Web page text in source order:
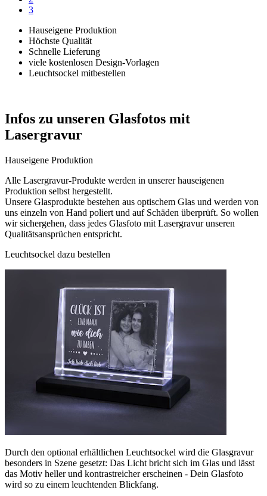
3
Hauseigene Produktion
Höchste Qualität
Schnelle Lieferung
viele kostenlosen Design-Vorlagen
Leuchtsockel mitbestellen
Infos zu unseren Glasfotos mit
Lasergravur
Hauseigene Produktion
Alle Lasergravur-Produkte werden in unserer hauseigenen
Produktion selbst hergestellt.
Unsere Glasprodukte bestehen aus optischem Glas und werden von
uns einzeln von Hand poliert und auf Schäden überprüft. So wollen
wir sichergehen, dass jedes Glasfoto mit Lasergravur unseren
Qualitätsansprüchen entspricht.
Leuchtsockel dazu bestellen
Durch den optional erhältlichen Leuchtsockel wird die Glasgravur
besonders in Szene gesetzt: Das Licht bricht sich im Glas und lässt
das Motiv heller und kontrastreicher erscheinen - Dein Glasfoto
wird so zu einem leuchtenden Blickfang.